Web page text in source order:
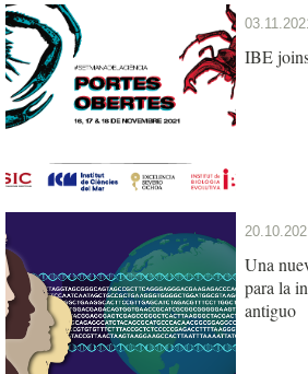
03.11.2021
IBE
Una
para la
antiguo